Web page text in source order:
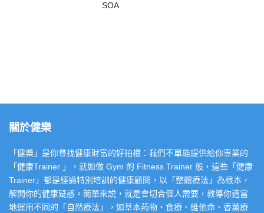
SOA
關於健樂
「健樂」是你尋找健康財富的好拍檔：我們不單能提供給你專業的
「健康Trainer 」，就如做 Gym 的 Fitness Trainer 般，這些「健康
Trainer」都是經過特別培訓的健康顧問，以「整體療法」為根本，
解開你的健康疑惑。簡單來説，就是會切合個人需要，教導你適當
地運用不同的「自然療法」，如草本葯物、食療、維他命、香薰療